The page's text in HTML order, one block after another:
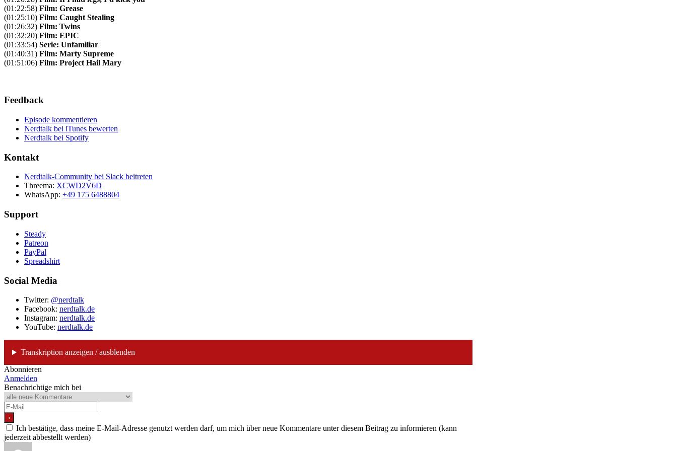
(01:22:58) Film: Grease
(01:25:10) Film: Caught Stealing
(01:26:32) Film: Twins
(01:32:20) Film: EPIC
(01:33:54) Serie: Unfamiliar
(01:40:31) Film: Marty Supreme
(01:51:06) Film: Project Hail Mary
Feedback
Episode kommentieren
Nerdtalk bei iTunes bewerten
Nerdtalk bei Spotify
Kontakt
Nerdtalk-Community bei Slack beitreten
Threema: XCWD2V6D
WhatsApp: +49 175 6488804
Support
Steady
Patreon
PayPal
Spreadshirt
Social Media
Twitter: @nerdtalk
Facebook: nerdtalk.de
Instagram: nerdtalk.de
YouTube: nerdtalk.de
Transkription anzeigen / ausblenden
Abonnieren
Anmelden
Benachrichtige mich bei
Ich bestätige, dass meine E-Mail-Adresse genutzt werden darf, um mich über neue Kommentare unter diesem Beitrag zu informieren (kann
jederzeit abbestellt werden)